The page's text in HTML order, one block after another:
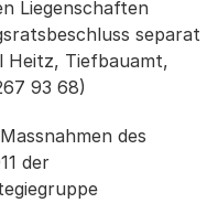
Liegenschaften
separat
Heitz, Tiefbauamt,
93 68)
des
der